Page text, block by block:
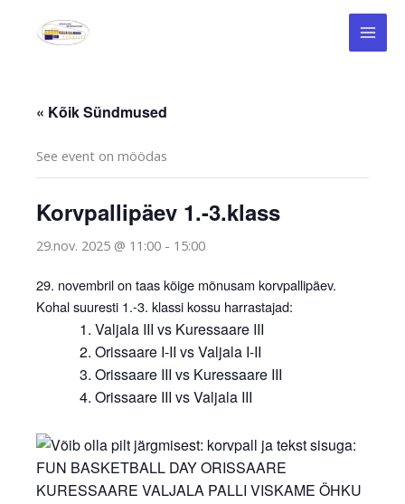
« Kõik Sündmused
See event on möödas
Korvpallipäev 1.-3.klass
29.nov. 2025 @ 11:00 - 15:00
29. novembril on taas kõige mõnusam korvpallipäev.
Kohal suuresti 1.-3. klassi kossu harrastajad:
Valjala III vs Kuressaare III
Orissaare I-II vs Valjala I-II
Orissaare III vs Kuressaare III
Orissaare III vs Valjala III